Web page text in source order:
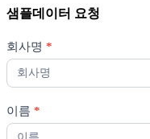
샘플데이터 요청
샘
플
데
터
요
회사명 *
이름 *